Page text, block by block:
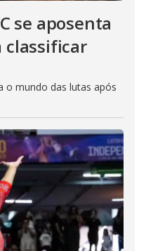
se aposenta
classificar
o mundo das lutas após